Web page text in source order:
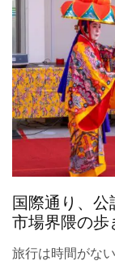
国際通り、公
市場界隈の歩
旅行は時間がな